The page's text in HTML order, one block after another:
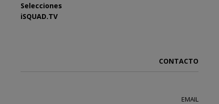
Selecciones
iSQUAD.TV
CONTACTO
EMAIL